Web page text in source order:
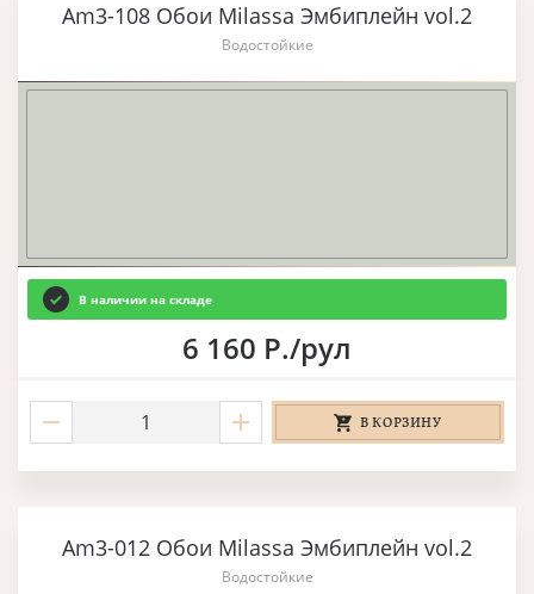
Am3-108 Обои Milassa Эмбиплейн vol.2
Водостойкие
В наличии на складе
6 160 Р./рул
В КОРЗИНУ
Am3-012 Обои Milassa Эмбиплейн vol.2
Водостойкие